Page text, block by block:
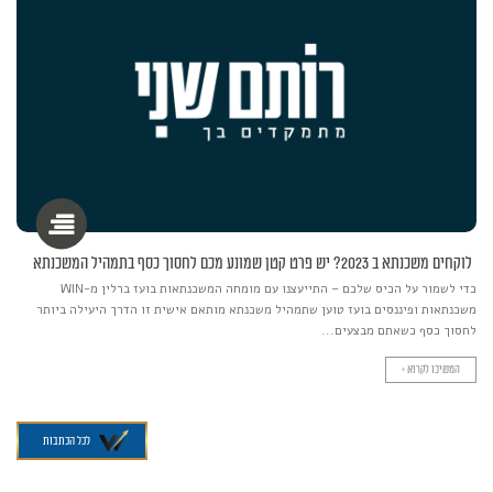
לוקחים משכנתא ב 2023? יש פרט קטן שמונע מכם לחסוך כסף בתמהיל המשכנתא
כדי לשמור על הכיס שלכם – התייעצנו עם מומחה המשכנתאות בועז ברלין מ-WIN
משכנתאות ופיננסים בועז טוען שתמהיל משכנתא מותאם אישית זו הדרך היעילה ביותר
לחסוך כסף כשאתם מבצעים...
המשיכו לקרוא >
לכל הכתבות